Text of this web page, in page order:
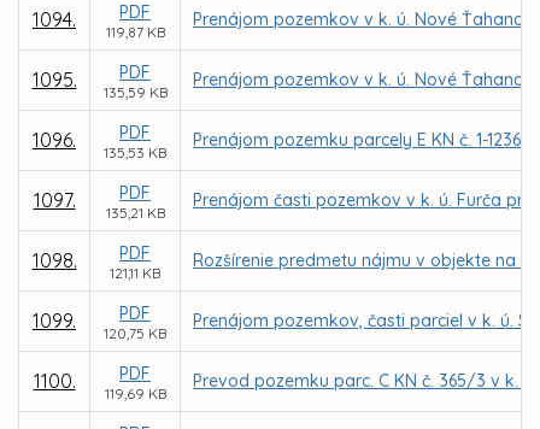
1094. PDF
119,87 KB
Prenájom pozemkov v k. ú. Nové
1095. PDF
135,59 KB
Prenájom pozemkov v k. ú. Nové
1096. PDF
135,53 KB
Prenájom pozemku parcely E KN č. 1-
1097. PDF
135,21 KB
Prenájom časti pozemkov v k. ú. Furča
1098. PDF
121,11 KB
Rozšírenie predmetu nájmu v objekte na
1099. PDF
120,75 KB
Prenájom pozemkov, časti parciel v k. ú.
1100. PDF
119,69 KB
Prevod pozemku parc. C KN č. 365/3 v k.